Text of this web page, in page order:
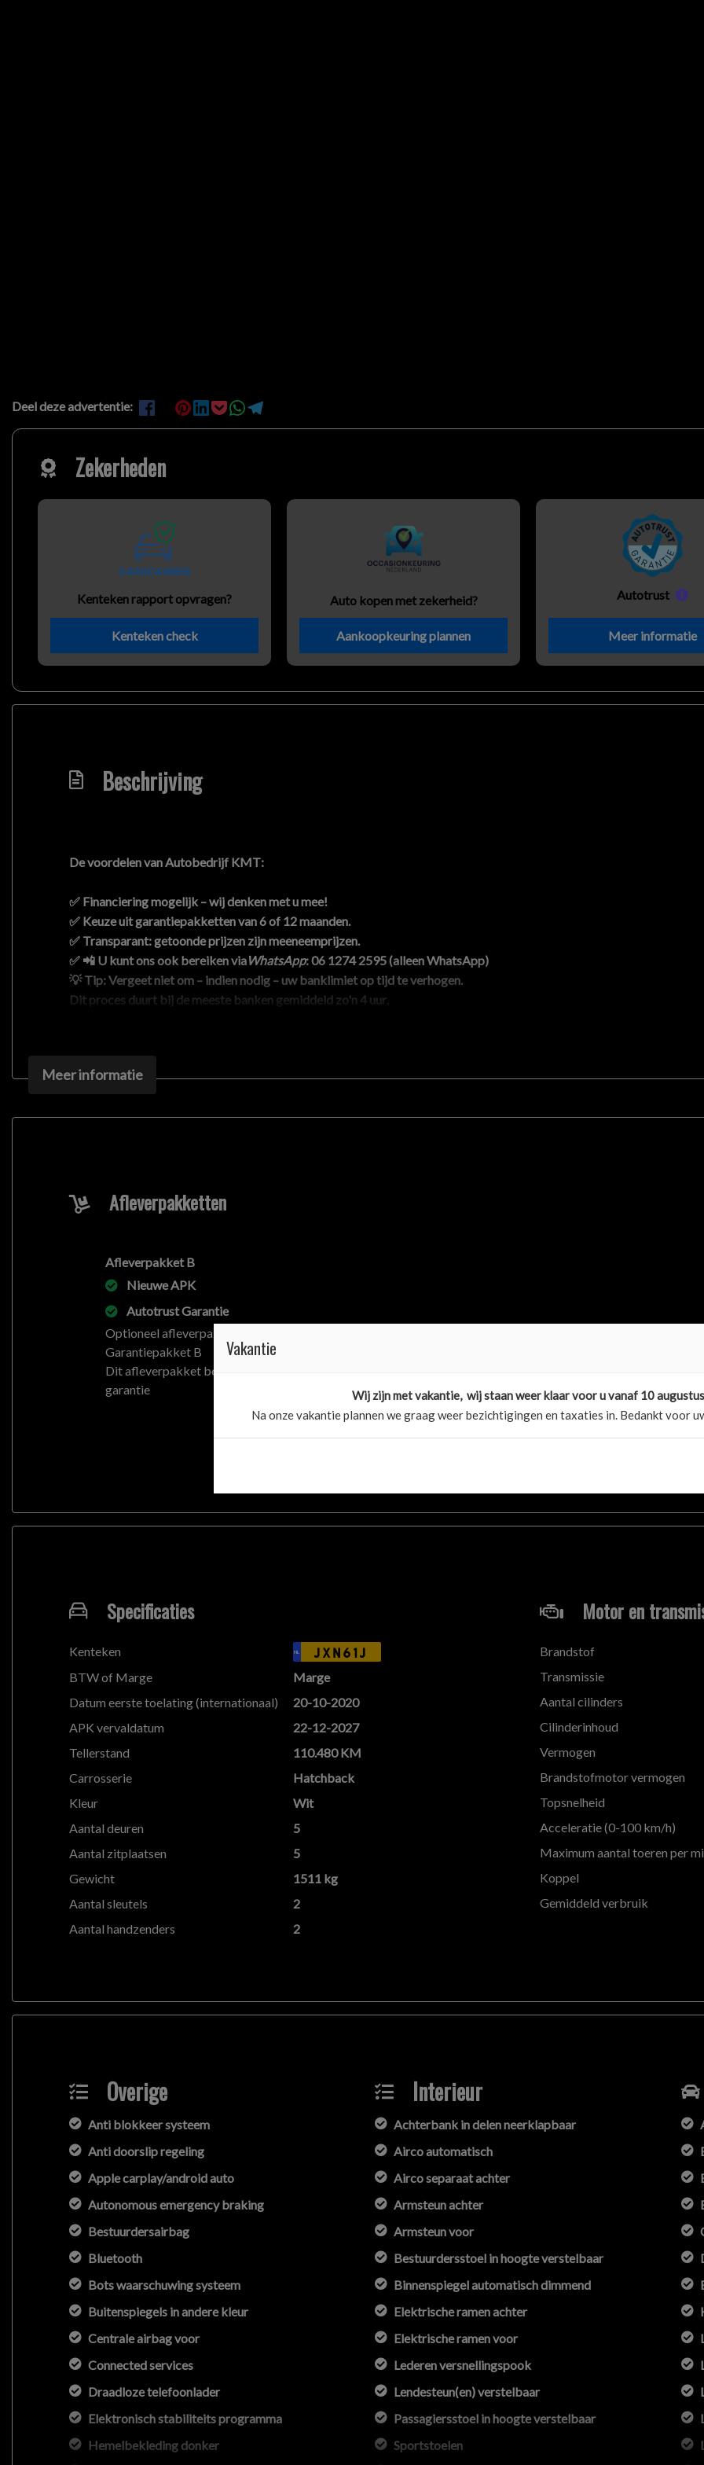
Deel deze advertentie:
Zekerheden
Kenteken rapport opvragen?
Kenteken check
Auto kopen met zekerheid?
Aankoopkeuring plannen
Autotrust
Meer informatie
Beschrijving
De voordelen vanAutobedrijf KMT:
✅ Financiering mogelijk – wij denken met u mee!
✅ Keuze uit garantiepakketten van 6 of 12 maanden.
✅ Transparant: getoonde prijzen zijnmeeneemprijzen.
✅ 📲 U kunt ons ook bereiken viaWhatsApp:06 1274 2595(alleen WhatsApp)
💡Tip:Vergeet niet om – indien nodig – uw banklimiet op tijd te verhogen.
Dit proces duurt bij de meeste banken gemiddeld zo'n 4 uur
We hebben ons uiterste best gedaan om alle informatie in deze advertentie correct weer te geven. Er kunnen echter
informatie in de advertentie. Vertrouw niet alleen op deze informatie maar controleer altijd zelf de zaken welke voor
beïnvloeden. Neem contact op met de verkoper voor aanvullende vragen.
Meer informatie
Afleverpakketten
Afleverpakket B
Nieuwe APK
Autotrust Garantie
Optioneel afleverpakket (€ 799):
Garantiepakket B
Dit afleverpakket bevat: Autotrust
garantie
€ 799,-
Specificaties
Kenteken NL JXN61J
BTW of Marge
Marge
Datum eerste toelating (internationaal)
20-10-2020
APK vervaldatum
22-12-2027
Tellerstand
110.480 KM
Carrosserie
Hatchback
Kleur
Wit
Aantal deuren
5
Aantal zitplaatsen
5
Gewicht
1511 kg
Aantal sleutels
2
Aantal handzenders
2
Motor en
Brandstof
Transmissie
Aantal cilinders
Cilinderinhoud
Vermogen
Brandstofmotor vermogen
Topsnelheid
Acceleratie (0-100 km/h)
Maximum aantal toeren per
Koppel
Gemiddeld verbruik
Overige
Anti blokkeer systeem
Anti doorslip regeling
Apple carplay/android auto
Autonomous emergency braking
Bestuurdersairbag
Bluetooth
Bots waarschuwing systeem
Buitenspiegels in andere kleur
Centrale airbag voor
Connected services
Draadloze telefoonlader
Elektronisch stabiliteits programma
Hemelbekleding donker
Interieur
Achterbank in delen neerklapbaar
Airco automatisch
Airco separaat achter
Armsteun achter
Armsteun voor
Bestuurdersstoel in hoogte verstelbaar
Binnenspiegel automatisch dimmend
Elektrische ramen achter
Elektrische ramen voor
Lederen versnellingspook
Lendesteun(en) verstelbaar
Passagiersstoel in hoogte verstelbaar
Sportstoelen
Vakantie
Wij zijn met vakantie, wij staan weer klaar voor u vanaf 10 augustus
Na onze vakantie plannen we graag weer bezichtigingen en taxaties in. Bedankt voor